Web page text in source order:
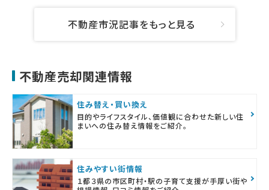
不動産市況記事をもっと見る
不動産売却関連情報
住み替え・買い換え
目的やライフスタイル、価値観に合わせた新しい住
まいへの住み替え情報をご紹介。
住みやすい街情報
１都３県の市区町村・駅の子育て支援が手厚い街や